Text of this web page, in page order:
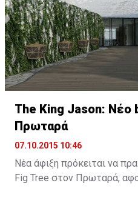
The King Jason: Νέο
Πρωταρά
07.10.2015 10:46
Νέα άφιξη πρόκειται να
Fig Tree στον Πρωταρά,